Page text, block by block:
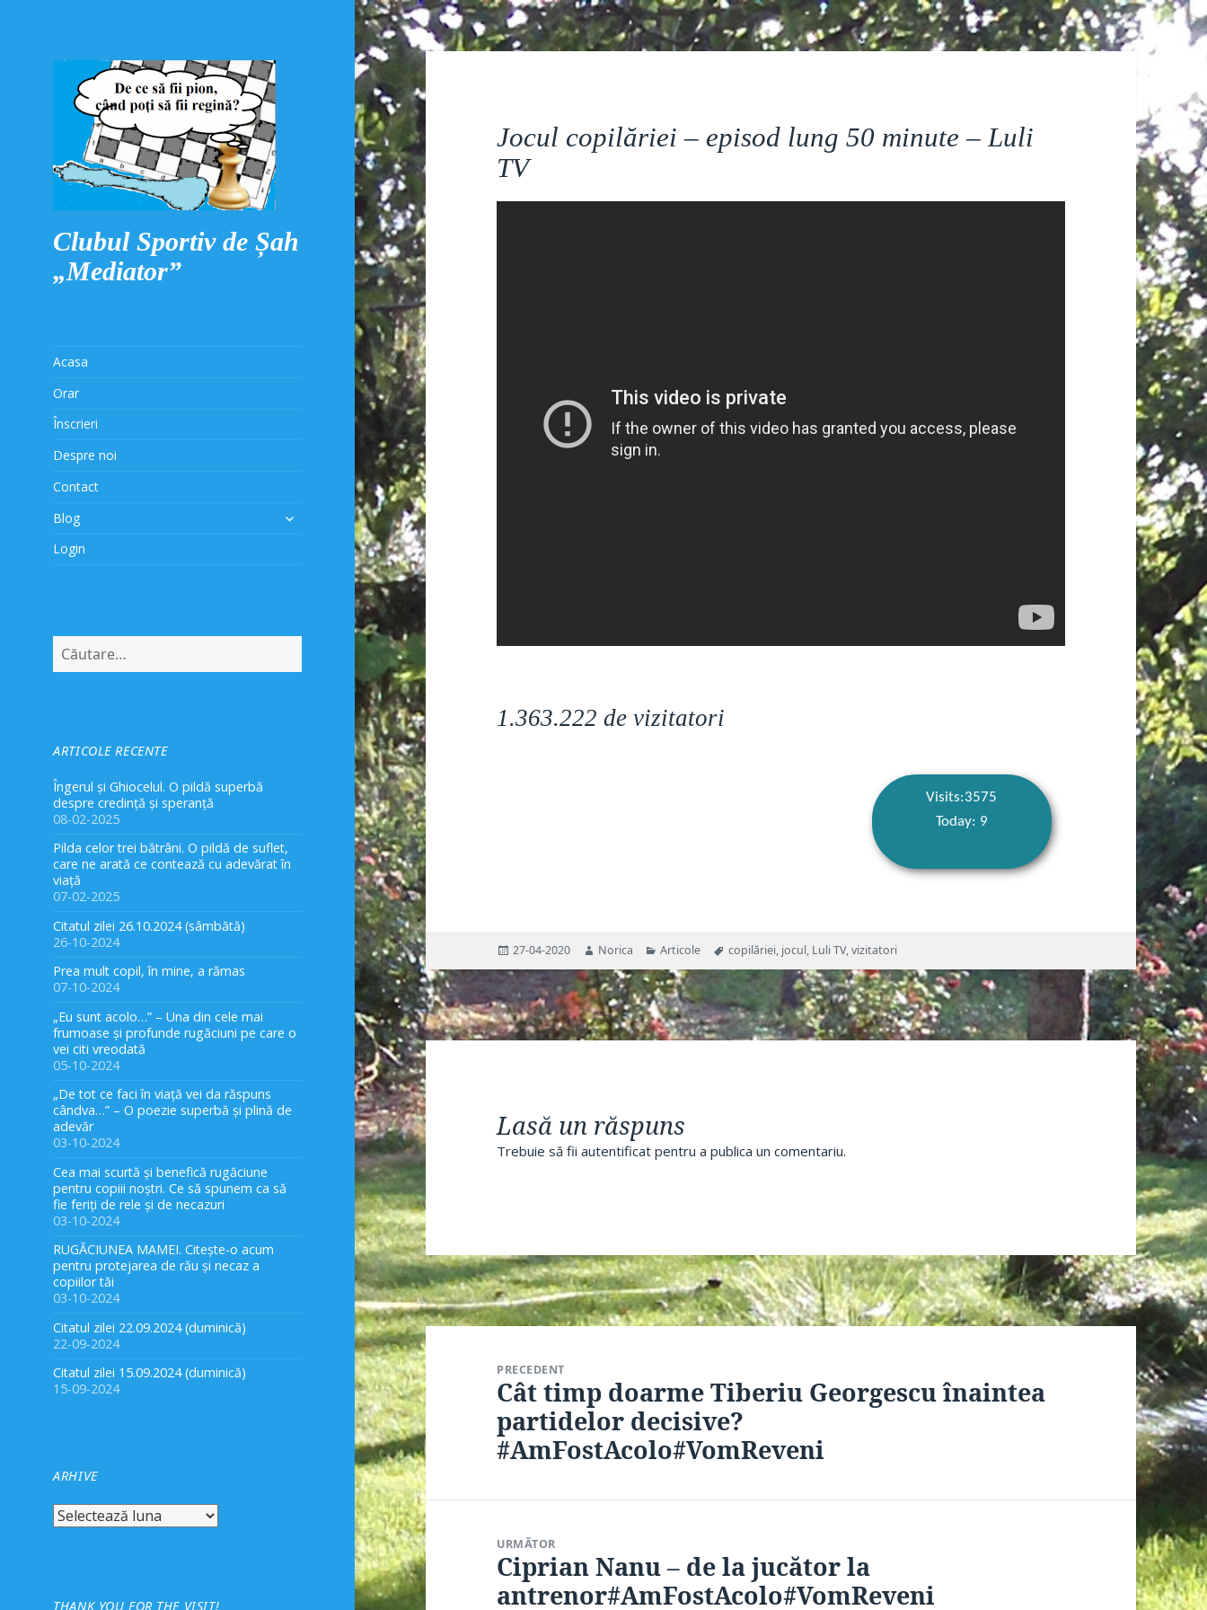
Clubul Sportiv de Șah
„Mediator”
Acasa
Orar
Înscrieri
Despre noi
Contact
Blog
extinde
Login
după:
ARTICOLE RECENTE
Îngerul și Ghiocelul. O pildă superbă
despre credință și speranță
08-02-2025
Pilda celor trei bătrâni. O pildă de suflet,
care ne arată ce contează cu adevărat în
viață
07-02-2025
Citatul zilei 26.10.2024 (sâmbătă)
26-10-2024
Prea mult copil, în mine, a rămas
07-10-2024
„Eu sunt acolo…” – Una din cele mai
frumoase și profunde rugăciuni pe care o
vei citi vreodată
05-10-2024
„De tot ce faci în viață vei da răspuns
cândva…” – O poezie superbă și plină de
adevăr
03-10-2024
Cea mai scurtă și benefică rugăciune
pentru copiii noștri. Ce să spunem ca să
fie feriți de rele și de necazuri
03-10-2024
RUGĂCIUNEA MAMEI. Citește-o acum
pentru protejarea de rău și necaz a
copiilor tăi
03-10-2024
Citatul zilei 22.09.2024 (duminică)
22-09-2024
Citatul zilei 15.09.2024 (duminică)
15-09-2024
ARHIVE
Arhive
THANK YOU FOR THE VISIT!
Jocul copilăriei – episod lung 50 minute – Luli
TV
1.363.222 devizitatori
Visits:3575
Today: 9
Publicat
27-04-2020 Autor
Norica Categorii
Articole Etichete
copilăriei, jocul, Luli TV,vizitatori
Lasă un răspuns
Trebuie să fiiautentificat pentru a publica un comentariu.
Navigare
în
articole
PRECEDENT
Articolul
anterior:
Cât timp doarme Tiberiu Georgescu înaintea
partidelor decisive?
#AmFostAcolo#VomReveni
URMĂTOR
Articolul
următor:
Ciprian Nanu – de la jucător la
antrenor#AmFostAcolo#VomReveni